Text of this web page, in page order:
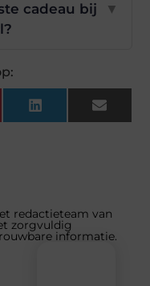
cadeau bij
▼
LinkedInEmail
redactieteam van
zorgvuldig
informatie.